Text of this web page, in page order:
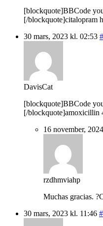
[blockquote]BBCode
[/blockquote]citalopram
30 mars, 2023 kl. 02:53
DavisCat
[blockquote]BBCode
[/blockquote]amoxicillin
16 november,
rzdhmviahp
Muchas gracias.
30 mars, 2023 kl. 11:46